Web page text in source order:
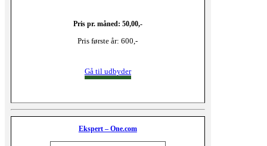
Pris pr. måned: 50,00,-
Pris første år: 600,-
Gå til udbyder
Ekspert – One.com